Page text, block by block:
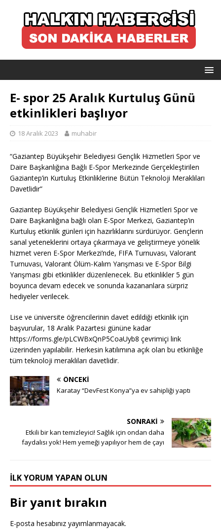
E- spor 25 Aralık Kurtuluş Günü
etkinlikleri başlıyor
18 Aralık 2023 muhabir
“Gaziantep Büyükşehir Belediyesi Gençlik Hizmetleri Spor ve
Daire Başkanlığına Bağlı E-Spor Merkezinde Gerçekleştirilen
Gaziantep’in Kurtuluş Etkinliklerine Bütün Teknoloji Meraklıları
Davetlidir”
Gaziantep Büyükşehir Belediyesi Gençlik Hizmetleri Spor ve
Daire Başkanlığına bağlı olan E-Spor Merkezi, Gaziantep’in
Kurtuluş etkinlik günleri için hazırlıklarını sürdürüyor. Gençlerin
sanal yeteneklerini ortaya çıkarmaya ve geliştirmeye yönelik
hizmet veren E-Spor Merkezi’nde, FIFA Turnuvası, Valorant
Turnuvası, Valorant Ölüm-Kalım Yarışması ve E-Spor Bilgi
Yarışması gibi etkinlikler düzenlenecek. Bu etkinlikler 5 gün
boyunca devam edecek ve sonunda kazananlara sürpriz
hediyeler verilecek.
Lise ve üniversite öğrencilerinin davet edildiği etkinlik için
başvurular, 18 Aralık Pazartesi gününe kadar
https://forms.gle/pLCWBxQnP5CoaUyb8 çevrimiçi link
üzerinden yapılabilir. Herkesin katılımına açık olan bu etkinliğe
tüm teknoloji meraklıları davetlidir.
ÖNCEKI
Karatay “DevFest Konya”ya ev sahipliği yaptı
SONRAKI
Etkili bir kan temizleyici! Sağlık için ondan daha
faydalısı yok! Hem yemeği yapılıyor hem de çayı
İLK YORUM YAPAN OLUN
Bir yanıt bırakın
E-posta hesabınız yayımlanmayacak.